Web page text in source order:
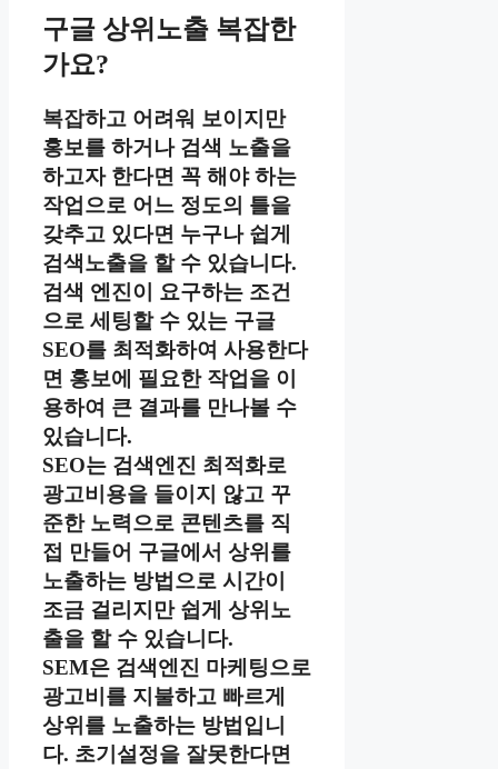
구글 상위노출 복잡한
가요?
복잡하고 어려워 보이지만
홍보를 하거나 검색 노출을
하고자 한다면 꼭 해야 하는
작업으로 어느 정도의 틀을
갖추고 있다면 누구나 쉽게
검색노출을 할 수 있습니다.
검색 엔진이 요구하는 조건
으로 세팅할 수 있는 구글
SEO를 최적화하여 사용한다
면 홍보에 필요한 작업을 이
용하여 큰 결과를 만나볼 수
있습니다.
SEO는 검색엔진 최적화로
광고비용을 들이지 않고 꾸
준한 노력으로 콘텐츠를 직
접 만들어 구글에서 상위를
노출하는 방법으로 시간이
조금 걸리지만 쉽게 상위노
출을 할 수 있습니다.
SEM은 검색엔진 마케팅으로
광고비를 지불하고 빠르게
상위를 노출하는 방법입니
다. 초기설정을 잘못한다면